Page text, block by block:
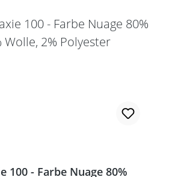
100 - Farbe Nuage 80%